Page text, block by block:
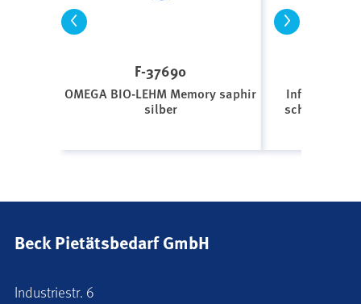
<
F-37690
OMEGA BIO-LEHM Memory saphir
silber
Infinity
schwarz
>
Beck Pietätsbedarf GmbH
Industriestr. 6